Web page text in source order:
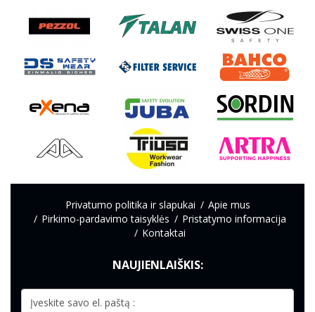
Privatumo politika ir slapukai
Apie mus
Pirkimo-pardavimo taisyklės
Pristatymo informacija
Kontaktai
NAUJIENLAIŠKIS: